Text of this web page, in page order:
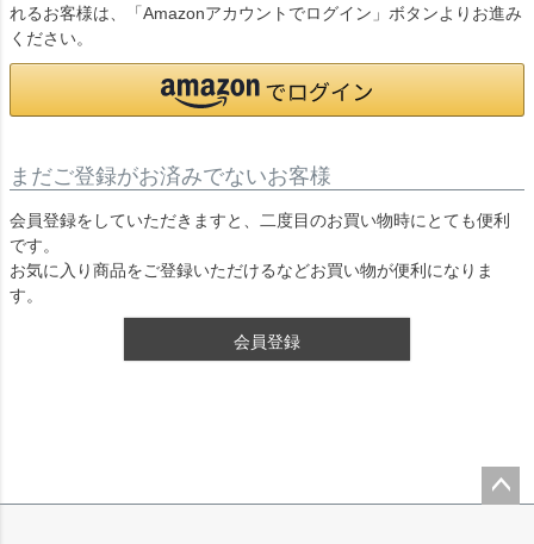
れるお客様は、「Amazonアカウントでログイン」ボタンよりお進み
ください。
まだご登録がお済みでないお客様
会員登録をしていただきますと、二度目のお買い物時にとても便利
です。
お気に入り商品をご登録いただけるなどお買い物が便利になりま
す。
会員登録